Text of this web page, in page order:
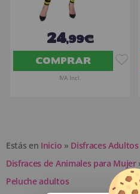
24,99€
COMPRAR
IVA Incl.
Estás en Inicio » Disfraces Adultos
Disfraces de Animales para Mujer
Peluche adultos